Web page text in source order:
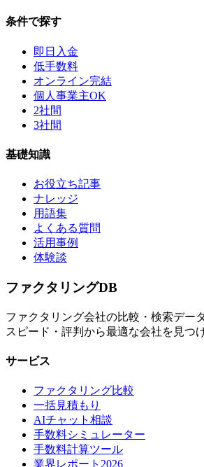
条件で探す
即日入金
低手数料
オンライン完結
個人事業主OK
2社間
3社間
基礎知識
お役立ち記事
ナレッジ
用語集
よくある質問
活用事例
体験談
ファクタリングDB
ファクタリング会社の比較・検索デー
スピード・評判から最適な会社を見つ
サービス
ファクタリング比較
一括見積もり
AIチャット相談
手数料シミュレーター
手数料計算ツール
業界レポート2026